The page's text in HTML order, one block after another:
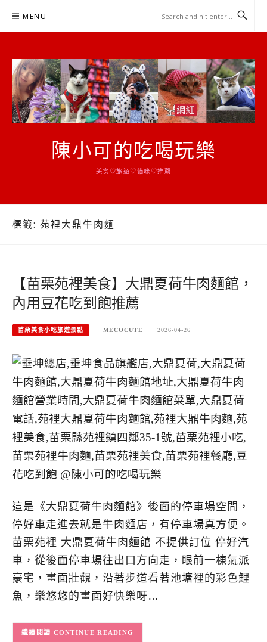
MENU
陳小可的吃喝玩樂
美食♡旅遊♡貓咪♡推薦
標籤: 苑裡大鼎牛肉麵
【苗栗苑裡美食】大鼎夏荷牛肉麵館，
內用豆花吃到飽推薦
苗栗美食小吃旅遊景點 MECOCUTE 2026-04-26
這是《大鼎夏荷牛肉麵館》後面的停車場空間，
停好車走進去就是牛肉麵店，有停車場真方便。
苗栗苑裡 大鼎夏荷牛肉麵館 不提供訂位 停好汽
車，從後面停車場往出口方向走，眼前一棟氣派
豪宅，畫面壯觀，沿著步道看著池塘裡的彩色鯉
魚，樂悠悠的畫面好快樂呀…
CONTINUE READING